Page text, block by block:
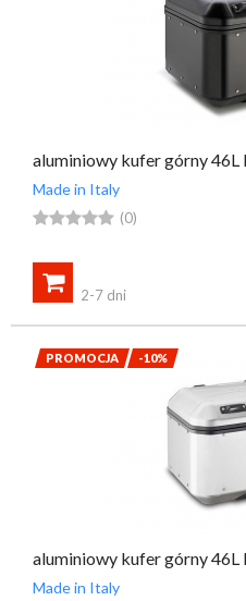
aluminiowy kufer górny
Made in Italy
 (0)

2-7 dni
PROMOCJA -10%
aluminiowy kufer górny
Made in Italy